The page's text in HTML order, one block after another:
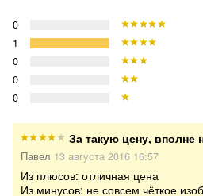
0
1
0
0
0
За такую цену, вполне
Павел 13 августа 2016 16:57
Из плюсов: отличная цена
Из минусов: не совсем чёткое